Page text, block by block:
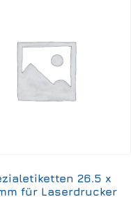
26.5 x
für Laserdrucker